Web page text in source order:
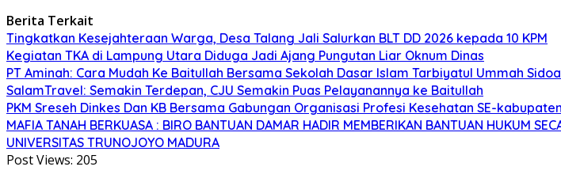
Berita Terkait
Tingkatkan Kesejahteraan Warga, Desa Talang Jali Salurkan BLT DD 2026 kepada 10 KPM
Kegiatan TKA di Lampung Utara Diduga Jadi Ajang Pungutan Liar Oknum Dinas
PT Aminah: Cara Mudah Ke Baitullah Bersama Sekolah Dasar Islam Tarbiyatul Ummah
SalamTravel: Semakin Terdepan, CJU Semakin Puas Pelayanannya ke Baitullah
PKM Sreseh Dinkes Dan KB Bersama Gabungan Organisasi Profesi Kesehatan SE-
MAFIA TANAH BERKUASA : BIRO BANTUAN DAMAR HADIR MEMBERIKAN BANTUAN HUKUM
UNIVERSITAS TRUNOJOYO MADURA
Post Views: 205